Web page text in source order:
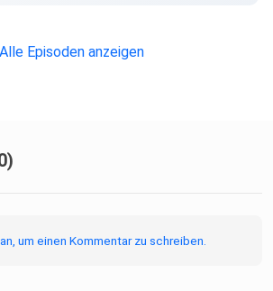
Alle Episoden anzeigen
um einen Kommentar zu schreiben.